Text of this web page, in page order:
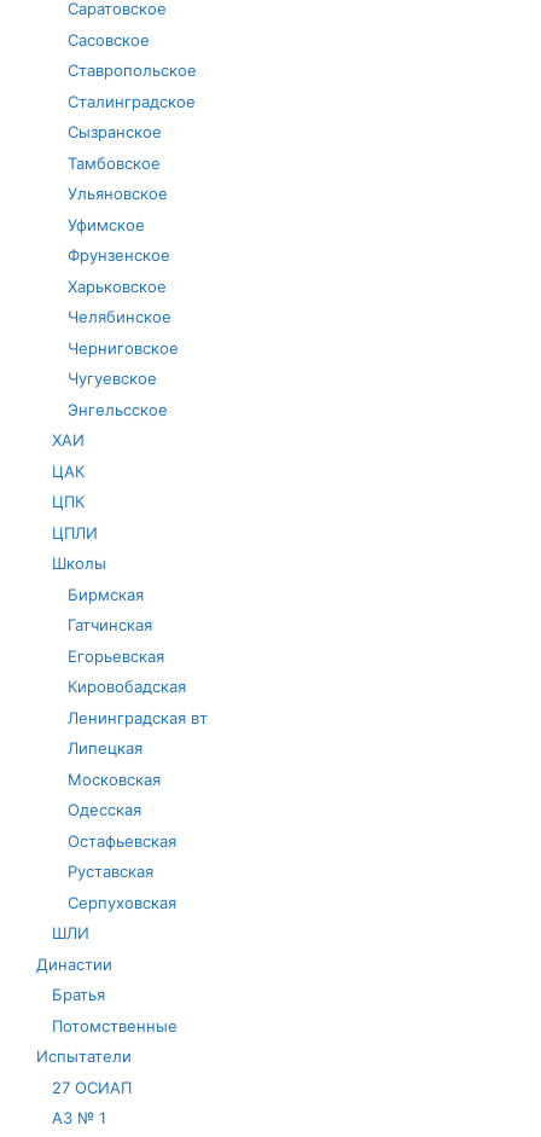
Саратовское
Сасовское
Ставропольское
Сталинградское
Сызранское
Тамбовское
Ульяновское
Уфимское
Фрунзенское
Харьковское
Челябинское
Черниговское
Чугуевское
Энгельсское
ХАИ
ЦАК
ЦПК
ЦПЛИ
Школы
Бирмская
Гатчинская
Егорьевская
Кировобадская
Ленинградская вт
Липецкая
Московская
Одесская
Остафьевская
Руставская
Серпуховская
ШЛИ
Династии
Братья
Потомственные
Испытатели
27 ОСИАП
АЗ № 1